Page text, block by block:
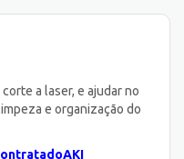
a laser, e ajudar no
e organização do